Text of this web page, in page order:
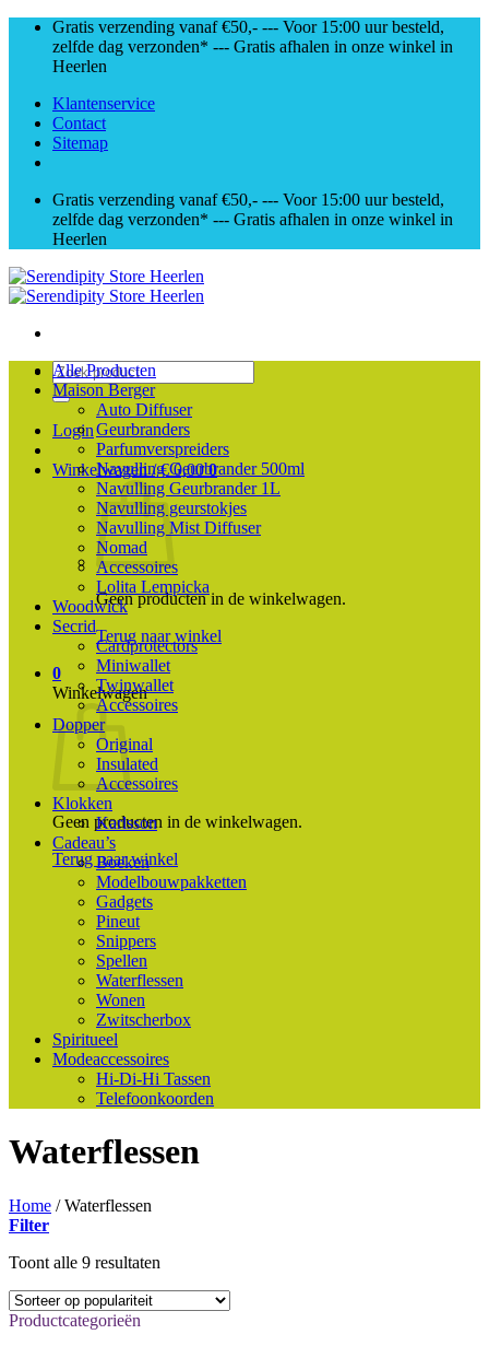
Skip
content
Gratis verzending vanaf €50,- --- Voor 15:00 uur besteld,
zelfde dag verzonden* --- Gratis afhalen in onze winkel in
Heerlen
Klantenservice
Contact
Sitemap
Gratis verzending vanaf €50,- --- Voor 15:00 uur besteld,
zelfde dag verzonden* --- Gratis afhalen in onze winkel in
Heerlen
Zoeken
naar:
Login
Winkelwagen /€0,00 0
Geen producten in de winkelwagen.
Terug naar winkel
0
Winkelwagen
Geen producten in de winkelwagen.
Terug naar winkel
Alle Producten
Maison Berger
Auto Diffuser
Geurbranders
Parfumverspreiders
Navulling Geurbrander 500ml
Navulling Geurbrander 1L
Navulling geurstokjes
Navulling Mist Diffuser
Nomad
Accessoires
Lolita Lempicka
Woodwick
Secrid
Cardprotectors
Miniwallet
Twinwallet
Accessoires
Dopper
Original
Insulated
Accessoires
Klokken
Karlsson
Cadeau’s
Boeken
Modelbouwpakketten
Gadgets
Pineut
Snippers
Spellen
Waterflessen
Wonen
Zwitscherbox
Spiritueel
Modeaccessoires
Hi-Di-Hi Tassen
Telefoonkoorden
Waterflessen
Home /Waterflessen
Filter
Toont alle 9 resultaten
populariteit
Productcategorieën